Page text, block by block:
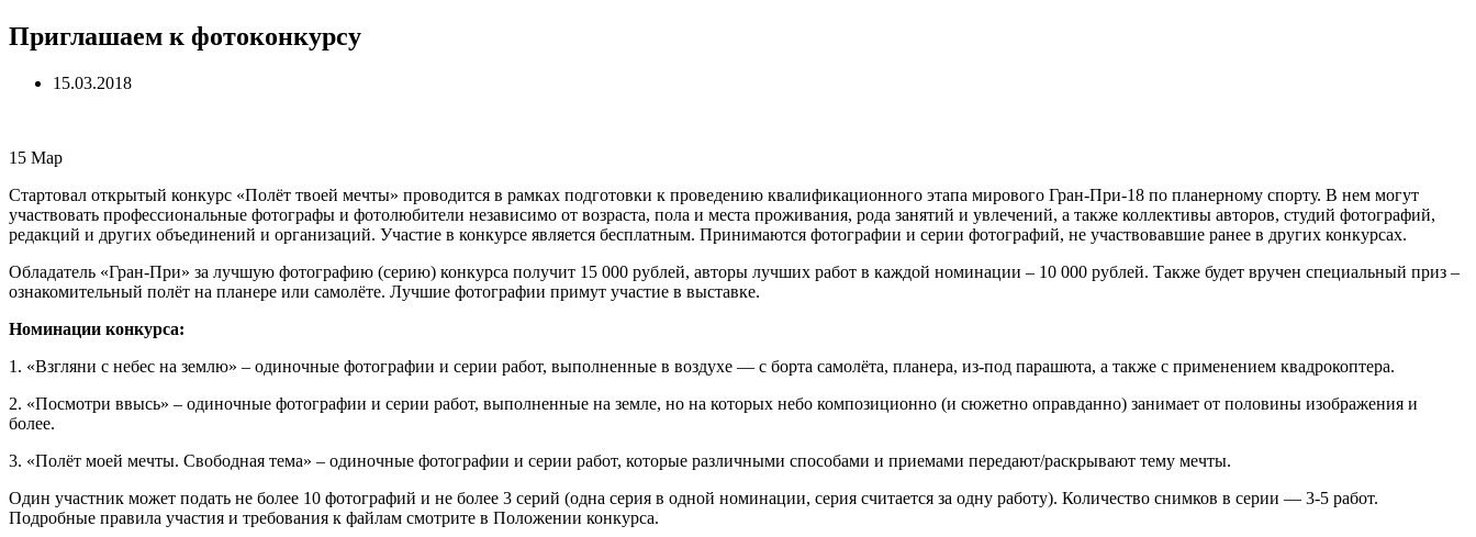
Приглашаем к фотоконкурсу
15.03.2018
15 Мар
Стартовал открытый конкурс «Полёт твоей мечты» проводится в рамках подготовки к проведению квалификационного этапа мирового Гран-При-18 по планерному спорту. В нем могут
участвовать профессиональные фотографы и фотолюбители независимо от возраста, пола и места проживания, рода занятий и увлечений, а также коллективы авторов, студий фотографий,
редакций и других объединений и организаций. Участие в конкурсе является бесплатным. Принимаются фотографии и серии фотографий, не участвовавшие ранее в других конкурсах.
Обладатель «Гран-При» за лучшую фотографию (серию) конкурса получит 15 000 рублей, авторы лучших работ в каждой номинации – 10 000 рублей. Также будет вручен специальный приз –
ознакомительный полёт на планере или самолёте. Лучшие фотографии примут участие в выставке.
Номинации конкурса:
1. «Взгляни с небес на землю» – одиночные фотографии и серии работ, выполненные в воздухе — с борта самолёта, планера, из-под парашюта, а также с применением квадрокоптера.
2. «Посмотри ввысь» – одиночные фотографии и серии работ, выполненные на земле, но на которых небо композиционно (и сюжетно оправданно) занимает от половины изображения и
более.
3. «Полёт моей мечты. Свободная тема» – одиночные фотографии и серии работ, которые различными способами и приемами передают/раскрывают тему мечты.
Один участник может подать не более 10 фотографий и не более 3 серий (одна серия в одной номинации, серия считается за одну работу). Количество снимков в серии — 3-5 работ.
Подробные правила участия и требования к файлам смотрите в Положении конкурса.